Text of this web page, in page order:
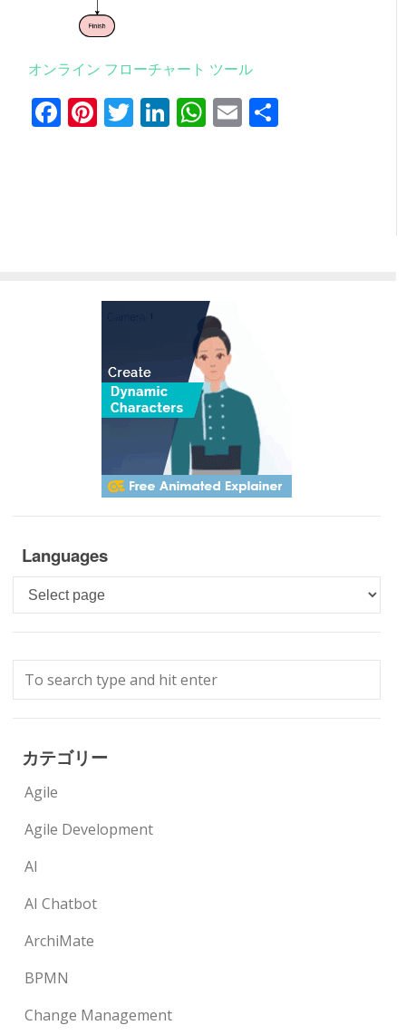
オンライン フローチャート ツール
Facebook
Pinterest
Twitter
LinkedIn
WhatsApp
Email
Languages
Languages
カテゴリー
Agile
Agile Development
AI
AI Chatbot
ArchiMate
BPMN
Change Management